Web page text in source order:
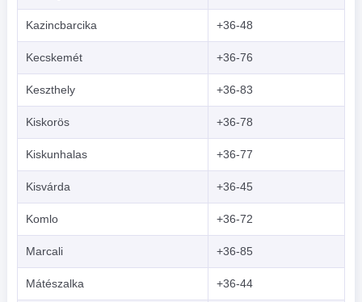
Kazincbarcika +36-48
Kecskemét +36-76
Keszthely +36-83
Kiskorös +36-78
Kiskunhalas +36-77
Kisvárda +36-45
Komlo +36-72
Marcali +36-85
Mátészalka +36-44